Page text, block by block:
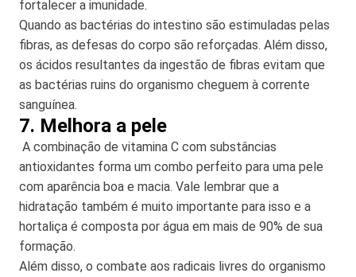
fortalecer a imunidade.
Quando as bactérias do intestino são estimuladas pelas
fibras, as defesas do corpo são reforçadas. Além disso,
os ácidos resultantes da ingestão de fibras evitam que
as bactérias ruins do organismo cheguem à corrente
sanguínea.
7. Melhora a pele
A combinação de vitamina C com substâncias
antioxidantes forma um combo perfeito para uma pele
com aparência boa e macia. Vale lembrar que a
hidratação também é muito importante para isso e a
hortaliça é composta por água em mais de 90% de sua
formação.
Além disso, o combate aos radicais livres do organismo